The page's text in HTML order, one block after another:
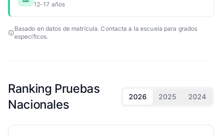
12-17 años
Basado en datos de matrícula. Contacta a la escuela para grados
específicos.
Ranking Pruebas
Nacionales
2026 2025 2024